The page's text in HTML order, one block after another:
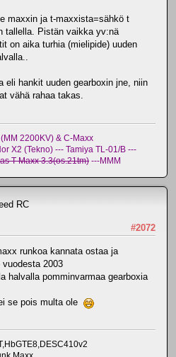
maxxin ja t-maxxista=sähkö t
tallella. Pistän vaikka yv:nä
on aika turhia (mielipide) uuden
eli hankit uuden gearboxin jne, niin
vähä rahaa takas.
2200KV) & C-Maxx
X2 (Tekno) --- Tamiya TL-01/B ---
T-Maxx 3.3(os.21tm) ---MMM
RC
#2072
runkoa kannata ostaa ja
2003
halvalla pomminvarmaa gearboxia
se pois multa ole